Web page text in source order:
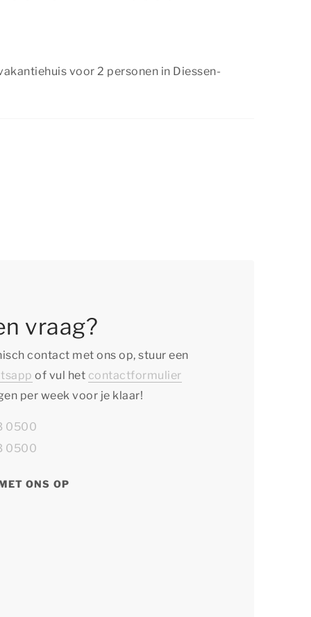
voor 2 personen in Diessen-
vraag?
contact met ons op, stuur een
of vul het contactformulier
per week voor je klaar!
0500
0500
ONS OP